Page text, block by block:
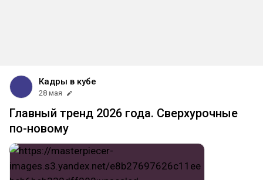
Кадры в кубе
28 мая
Главный тренд 2026 года. Сверхурочные
по-новому